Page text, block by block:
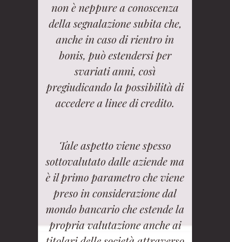
non è neppure a conoscenza
della segnalazione subita che,
anche in caso di rientro in
bonis, può estendersi per
svariati anni, così
pregiudicando la possibilità di
accedere a linee di credito.
Tale aspetto viene spesso
sottovalutato dalle aziende ma
è il primo parametro che viene
preso in considerazione dal
mondo bancario che estende la
propria valutazione anche ai